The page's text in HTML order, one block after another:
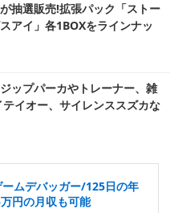
抽選販売!拡張パック「ストー
アイ」各1BOXをラインナッ
ップパーカやトレーナー、雑
イオー、サイレンススズカな
ムデバッガー/125日の年
円の月収も可能